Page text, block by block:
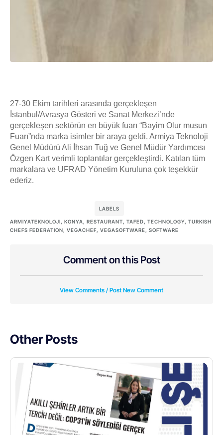
27-30 Ekim tarihleri arasında gerçekleşen
İstanbul/Avrasya Gösteri ve Sanat Merkezi’nde
gerçekleşen sektörün en büyük fuarı “Bayim Olur musun
Fuarı”nda marka isimler bir araya geldi. Armiya Teknoloji
Genel Müdürü Ali İhsan Tuğ ve Genel Müdür Yardımcısı
Özgen Kart verimli toplantılar gerçekleştirdi. Katılan tüm
markalara ve UFRAD Yönetim Kuruluna çok teşekkür
ederiz.
LABELS
ARMIYATEKNOLOJI, KONYA, RESTAURANT, TAFED, TECHNOLOGY, TURKISH
CHEFS FEDERATION, VEGACHEF, VEGASOFTWARE, SOFTWARE
Comment on this Post
View Comments / Post New Comment
Other Posts